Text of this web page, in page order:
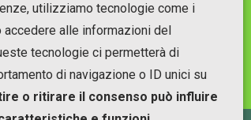
utilizziamo tecnologie come i
alle informazioni del
tecnologie ci permetterà di
di navigazione o ID unici su
o ritirare il consenso può influire